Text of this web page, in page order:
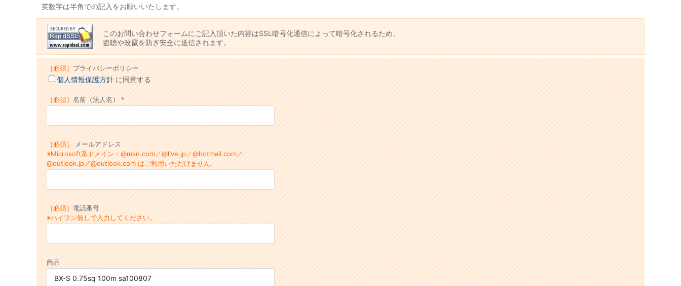
英数字は半角での記入をお願いいたします。
このお問い合わせフォームにご記入頂いた内容はSSL暗号化通信によって暗号化されるため、
盗聴や改竄を防ぎ安全に送信されます。
［必須］プライバシーポリシー
個人情報保護方針に同意する
［必須］名前（法人名）
［必須］メールアドレス
※Microsoft系ドメイン：@msn.com／@live.jp／@hotmail.com／
@outlook.jp／@outlook.com はご利用いただけません。
［必須］電話番号
※ハイフン無しで入力してください。
商品